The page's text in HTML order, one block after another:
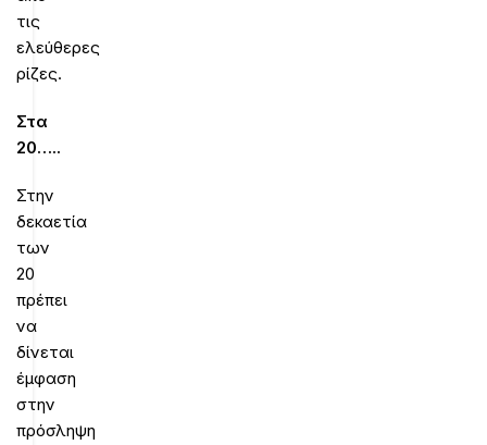
τις
ελεύθερες
ρίζες.
Στα
20…..
Στην
δεκαετία
των
20
πρέπει
να
δίνεται
έμφαση
στην
πρόσληψη